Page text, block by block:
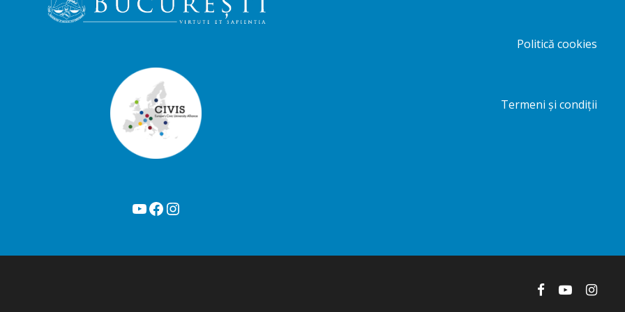
YouTube Facebook Instagram
Politică cookies
Termeni și condiții